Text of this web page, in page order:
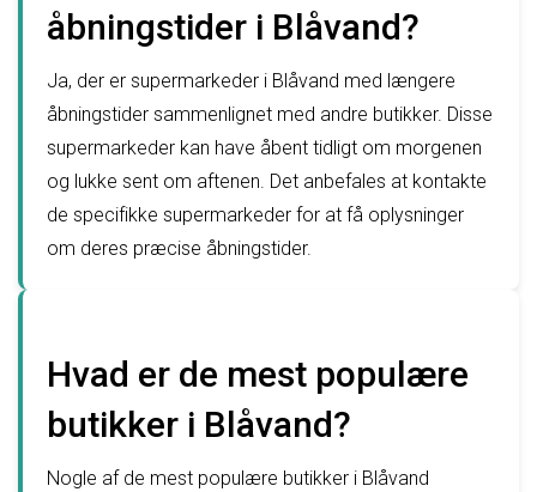
åbningstider i Blåvand?
Ja, der er supermarkeder i Blåvand med længere
åbningstider sammenlignet med andre butikker. Disse
supermarkeder kan have åbent tidligt om morgenen
og lukke sent om aftenen. Det anbefales at kontakte
de specifikke supermarkeder for at få oplysninger
om deres præcise åbningstider.
Hvad er de mest populære
butikker i Blåvand?
Nogle af de mest populære butikker i Blåvand